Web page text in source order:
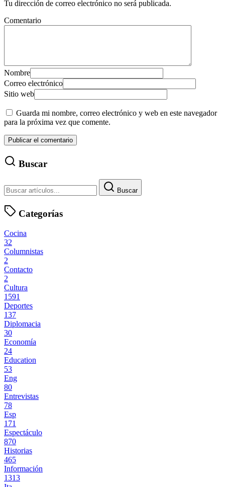
Tu dirección de correo electrónico no será publicada.
Comentario
Nombre
Correo electrónico
Sitio web
Guarda mi nombre, correo electrónico y web en este navegador
para la próxima vez que comente.
Buscar
Buscar
Categorías
Cocina
32
Columnistas
2
Contacto
2
Cultura
1591
Deportes
137
Diplomacia
30
Economía
24
Education
53
Eng
80
Entrevistas
78
Esp
171
Espectáculo
870
Historias
465
Información
1313